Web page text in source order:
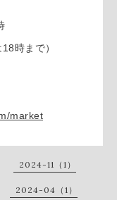
時まで）
market
2024-11（1）
2024-04（1）